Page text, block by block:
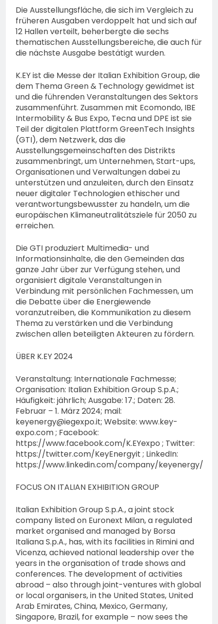
Die Ausstellungsfläche, die sich im Vergleich zu
früheren Ausgaben verdoppelt hat und sich auf
12 Hallen verteilt, beherbergte die sechs
thematischen Ausstellungsbereiche, die auch für
die nächste Ausgabe bestätigt wurden.
K.EY ist die Messe der Italian Exhibition Group, die
dem Thema Green & Technology gewidmet ist
und die führenden Veranstaltungen des Sektors
zusammenführt. Zusammen mit Ecomondo, IBE
Intermobility & Bus Expo, Tecna und DPE ist sie
Teil der digitalen Plattform GreenTech Insights
(GTI), dem Netzwerk, das die
Ausstellungsgemeinschaften des Distrikts
zusammenbringt, um Unternehmen, Start-ups,
Organisationen und Verwaltungen dabei zu
unterstützen und anzuleiten, durch den Einsatz
neuer digitaler Technologien ethischer und
verantwortungsbewusster zu handeln, um die
europäischen Klimaneutralitätsziele für 2050 zu
erreichen.
Die GTI produziert Multimedia- und
Informationsinhalte, die den Gemeinden das
ganze Jahr über zur Verfügung stehen, und
organisiert digitale Veranstaltungen in
Verbindung mit persönlichen Fachmessen, um
die Debatte über die Energiewende
voranzutreiben, die Kommunikation zu diesem
Thema zu verstärken und die Verbindung
zwischen allen beteiligten Akteuren zu fördern.
ÜBER K.EY 2024
Veranstaltung: Internationale Fachmesse;
Organisation: Italian Exhibition Group S.p.A.;
Häufigkeit: jährlich; Ausgabe: 17.; Daten: 28.
Februar – 1. März 2024; mail:
keyenergy@iegexpo.it; Website: www.key-
expo.com ; Facebook:
https://www.facebook.com/K.EYexpo ; Twitter:
https://twitter.com/KeyEnergyit ; LinkedIn:
https://www.linkedin.com/company/keyenergy/
FOCUS ON ITALIAN EXHIBITION GROUP
Italian Exhibition Group S.p.A., a joint stock
company listed on Euronext Milan, a regulated
market organised and managed by Borsa
Italiana S.p.A., has, with its facilities in Rimini and
Vicenza, achieved national leadership over the
years in the organisation of trade shows and
conferences. The development of activities
abroad – also through joint-ventures with global
or local organisers, in the United States, United
Arab Emirates, China, Mexico, Germany,
Singapore, Brazil, for example – now sees the